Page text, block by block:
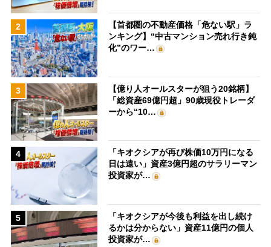
2
【首都圏の不動産価格「危ない駅」ラ
ンキング】“中古マンション売れ行き鈍
化”のワー…
3
【億り人オールスターが狙う20銘柄】
「総資産69億円超」90歳現役トレーダ
ーから“10…
4
「キオクシアが再び株価10万円になる
日は遠い」資産3億円超のサラリーマン
投資家が…
5
「キオクシアが今後も利益を出し続け
るかは分からない」資産11億円の個人
投資家が…